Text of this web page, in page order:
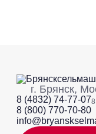
г. Брянск,
8 (4832) 74-77-07
8 (800) 770-70-80